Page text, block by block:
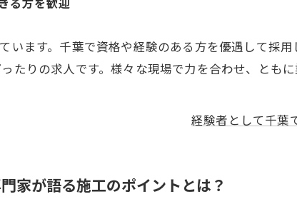
ます。千葉で資格や経験のある方を優遇して採用
たりの求人です。様々な現場で力を合わせ、とも
経験者として千葉
家が語る施工のポイントとは？